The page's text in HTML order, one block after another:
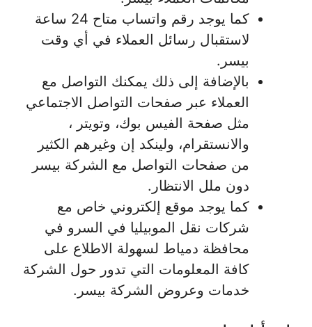
كما يوجد رقم واتساب متاح 24 ساعة
لاستقبال رسائل العملاء في أي وقت
بيسر.
بالإضافة إلى ذلك يمكنك التواصل مع
العملاء عبر صفحات التواصل الاجتماعي
مثل صفحة الفيس بوك، وتويتر ،
والانستقرام، ولينكد إن وغيرهم الكثير
من صفحات التواصل مع الشركة بيسر
دون ملل الانتظار.
كما يوجد موقع إلكتروني خاص مع
شركات نقل الموبيليا في السرو في
محافظة دمياط لسهولة الاطلاع على
كافة المعلومات التي تدور حول الشركة
خدمات وعروض الشركة بيسر.